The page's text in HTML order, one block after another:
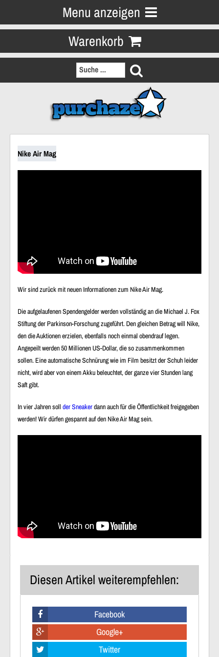
Menu anzeigen
Warenkorb
Nike Air Mag
Wir sind zurück mit neuen Informationen zum Nike Air Mag.
Die aufgelaufenen Spendengelder werden vollständig an die Michael J. Fox
Stiftung der Parkinson-Forschung zugeführt. Den gleichen Betrag will Nike,
den die Auktionen erzielen, ebenfalls noch einmal obendrauf legen.
Angepeilt werden 50 Millionen US-Dollar, die so zusammenkommen
sollen. Eine automatische Schnürung wie im Film besitzt der Schuh leider
nicht, wird aber von einem Akku beleuchtet, der ganze vier Stunden lang
Saft gibt.
In vier Jahren soll der Sneakerdann auch für die Öffentlichkeit freigegeben
werden! Wir dürfen gespannt auf den Nike Air Mag sein.
Diesen Artikel weiterempfehlen:
Facebook
Google+
Twitter